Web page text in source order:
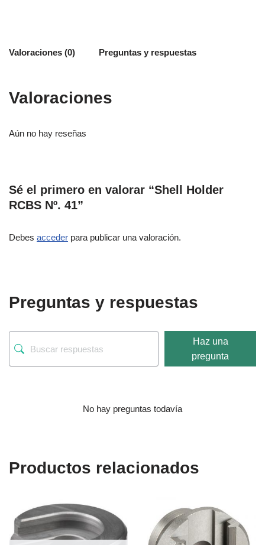
Valoraciones (0) Preguntas y respuestas
Valoraciones
Aún no hay reseñas
Sé el primero en valorar “Shell Holder
RCBS Nº. 41”
Debes acceder para publicar una valoración.
Preguntas y respuestas
Haz una
pregunta
No hay preguntas todavía
Productos relacionados